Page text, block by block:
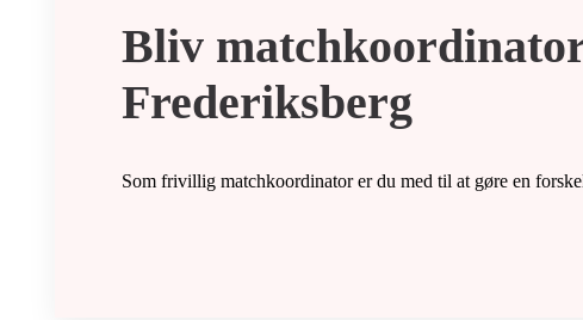
Bliv
Frederiksberg
Som frivillig matchkoordinator er du med til at gøre en